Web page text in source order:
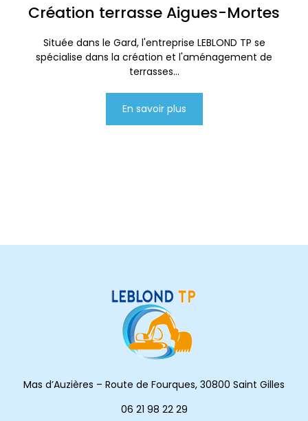
Création terrasse Aigues-Mortes
Située dans le Gard, l'entreprise LEBLOND TP se
spécialise dans la création et l'aménagement de
terrasses...
En savoir plus
Mas d’Auzières – Route de Fourques, 30800 Saint Gilles
06 21 98 22 29